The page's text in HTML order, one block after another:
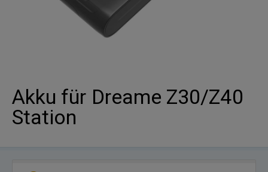
Akku für Dreame Z30/Z40
Station